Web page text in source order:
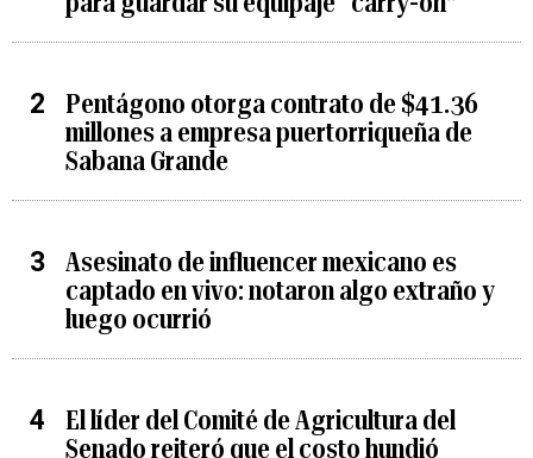
Pentágono otorga contrato de $41.36
millones a empresa puertorriqueña de
Sabana Grande
Asesinato de influencer mexicano es
captado en vivo: notaron algo extraño y
luego ocurrió
El líder del Comité de Agricultura del
Senado reiteró que el costo hundió